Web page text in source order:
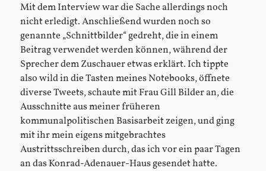
Mit dem Interview war die Sache allerdings noch
nicht erledigt. Anschließend wurden noch so
genannte „Schnittbilder“ gedreht, die in einem
Beitrag verwendet werden können, während der
Sprecher dem Zuschauer etwas erklärt. Ich tippte
also wild in die Tasten meines Notebooks, öffnete
diverse Tweets, schaute mit Frau Gill Bilder an, die
Ausschnitte aus meiner früheren
kommunalpolitischen Basisarbeit zeigen, und ging
mit ihr mein eigens mitgebrachtes
Austrittsschreiben durch, das ich vor ein paar Tagen
an das Konrad-Adenauer-Haus gesendet hatte.